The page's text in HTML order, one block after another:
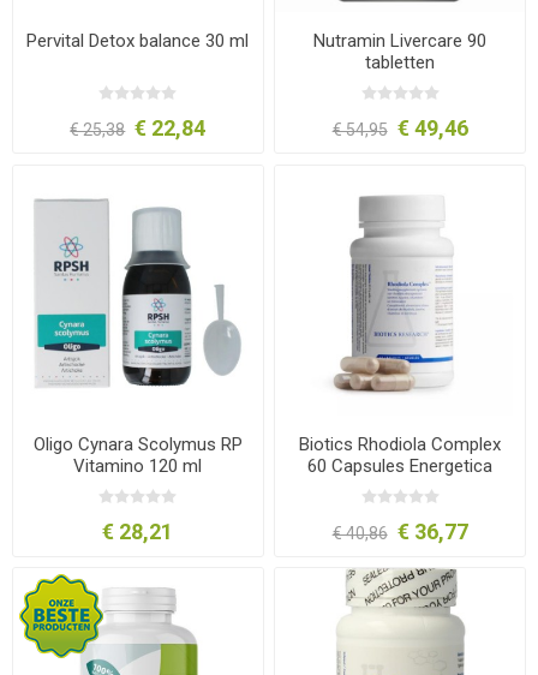
Pervital Detox balance 30 ml
€ 25,38 € 22,84
Nutramin Livercare 90
tabletten
€ 54,95 € 49,46
Oligo Cynara Scolymus RP
Vitamino 120 ml
€ 28,21
Biotics Rhodiola Complex
60 Capsules Energetica
Natura
€ 40,86 € 36,77